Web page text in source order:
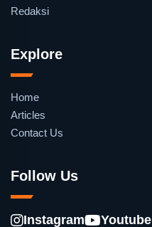
Redaksi
Explore
Home
Articles
Contact Us
Follow Us
Instagram Youtube